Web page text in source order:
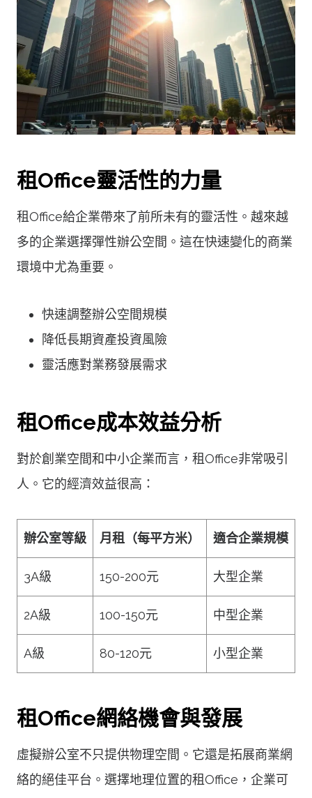
租Office靈活性的力量
租Office給企業帶來了前所未有的靈活性。越來越
多的企業選擇彈性辦公空間。這在快速變化的商業
環境中尤為重要。
快速調整辦公空間規模
降低長期資產投資風險
靈活應對業務發展需求
租Office成本效益分析
對於創業空間和中小企業而言，租Office非常吸引
人。它的經濟效益很高：
辦公室等級 月租（每平方米） 適合企業規模
3A級 150-200元 大型企業
2A級 100-150元 中型企業
A級 80-120元 小型企業
租Office網絡機會與發展
虛擬辦公室不只提供物理空間。它還是拓展商業網
絡的絕佳平台。選擇地理位置的租Office，企業可